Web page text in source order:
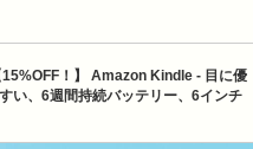
！】 Amazon Kindle - 目に優
い、6週間持続バッテリー、6インチ